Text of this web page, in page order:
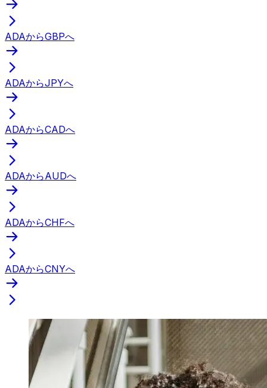
ADAからGBPへ
ADAからJPYへ
ADAからCADへ
ADAからAUDへ
ADAからCHFへ
ADAからCNYへ